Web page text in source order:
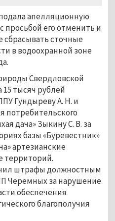
апелляционную
просьбой его отменить и
сбрасывать сточные
в водоохранной зоне
Свердловской
15 тысяч рублей
Гундыреву А. Н. и
потребительского
дача» Зыкину С. В. за
базы «Буревестник»
артезианские
территорий.
штрафы должностным
Черемных за нарушение
обеспечения
благополучия